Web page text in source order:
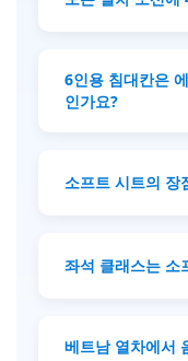
침대칸은 더 많
선에서만 제공
시간표와 노선
6인용 침대칸은
인가요?
수 있습니다. 예
소프트 시트의 장
니다. 주간 여행
좌석 클래스는 소
덜 편안합니다.
베트남 열차에서